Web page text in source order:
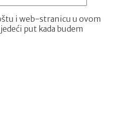
i web-stranicu u ovom
put kada budem